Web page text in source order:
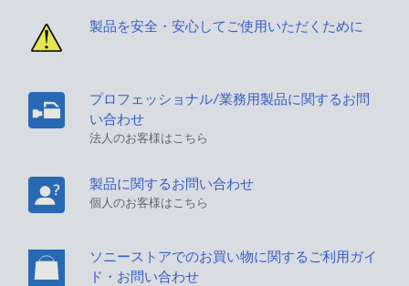
製品を安全・安心してご使用いただくために
プロフェッショナル/業務用製品に関するお問
い合わせ
法人のお客様はこちら
製品に関するお問い合わせ
個人のお客様はこちら
ソニーストアでのお買い物に関するご利用ガイ
ド・お問い合わせ